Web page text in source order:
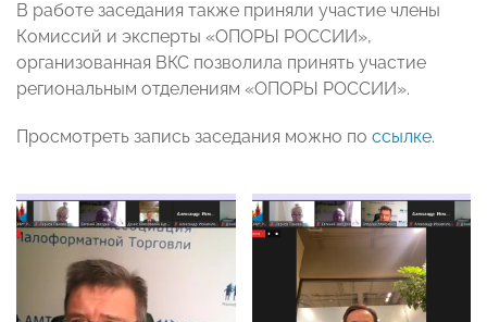
В работе заседания также приняли участие члены
Комиссий и эксперты «ОПОРЫ РОССИИ»,
организованная ВКС позволила принять участие
региональным отделениям «ОПОРЫ РОССИИ».
Просмотреть запись заседания можно по ссылке.